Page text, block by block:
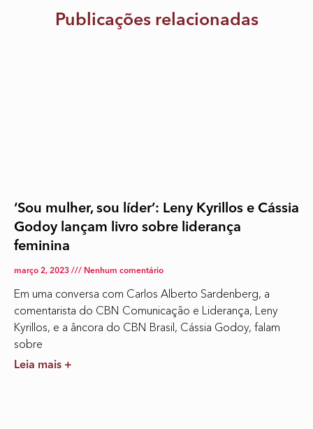
Publicações relacionadas
‘Sou mulher, sou líder’: Leny Kyrillos e Cássia
Godoy lançam livro sobre liderança
feminina
março 2, 2023 Nenhum comentário
Em uma conversa com Carlos Alberto Sardenberg, a
comentarista do CBN Comunicação e Liderança, Leny
Kyrillos, e a âncora do CBN Brasil, Cássia Godoy, falam
sobre
Leia mais +